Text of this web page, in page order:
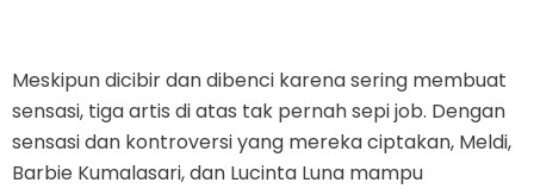
Meskipun dicibir dan dibenci karena sering membuat
sensasi, tiga artis di atas tak pernah sepi job. Dengan
sensasi dan kontroversi yang mereka ciptakan, Meldi,
Barbie Kumalasari, dan Lucinta Luna mampu